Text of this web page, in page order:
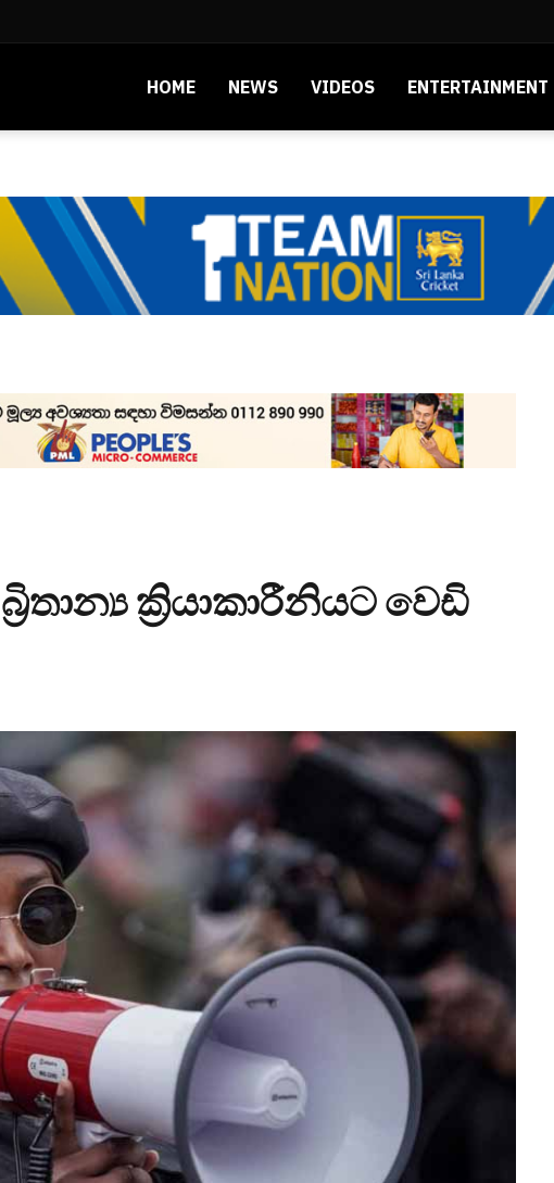
HOME NEWS VIDEOS ENTERTAINMENT
බ්‍රිතාන්‍ය ක්‍රියාකාරීනියට වෙඩි